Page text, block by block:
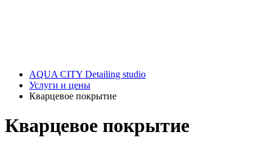
AQUA CITY Detailing studio
Услуги и цены
Кварцевое покрытие
Кварцевое покрытие